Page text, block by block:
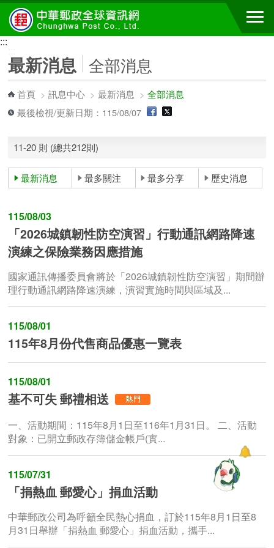
跳到主要內容區塊
:::
最新消息 全部消息
首頁 >訊息中心 >最新消息 >全部消息
最後檢視/更新日期：115/08/07
11-20 則 (總共212則)
最新消息 最多關注 最多分享 歷史消息
115/08/03
「2026城鎮韌性防空演習」行動通訊網路降速
演練之保險業務因應措施
國家通訊傳播委員會將於「2026城鎮韌性防空演習」期間辦
理行動通訊網路降速演練，演習實施時間與區域及...
115/08/01
115年8月份代售商品優惠一覽表
115/08/01
基不可失 郵禮相送
一、活動期間：115年8月1日至116年1月31日。 二、活動
對象：已開立郵政存簿儲金帳戶(實...
115/07/31
「捐熱血 郵愛心」捐血活動
中華郵政公司為呼籲全民熱心捐血，訂於115年8月1日至8
月31日舉辦「捐熱血 郵愛心」捐血活動，攜手...